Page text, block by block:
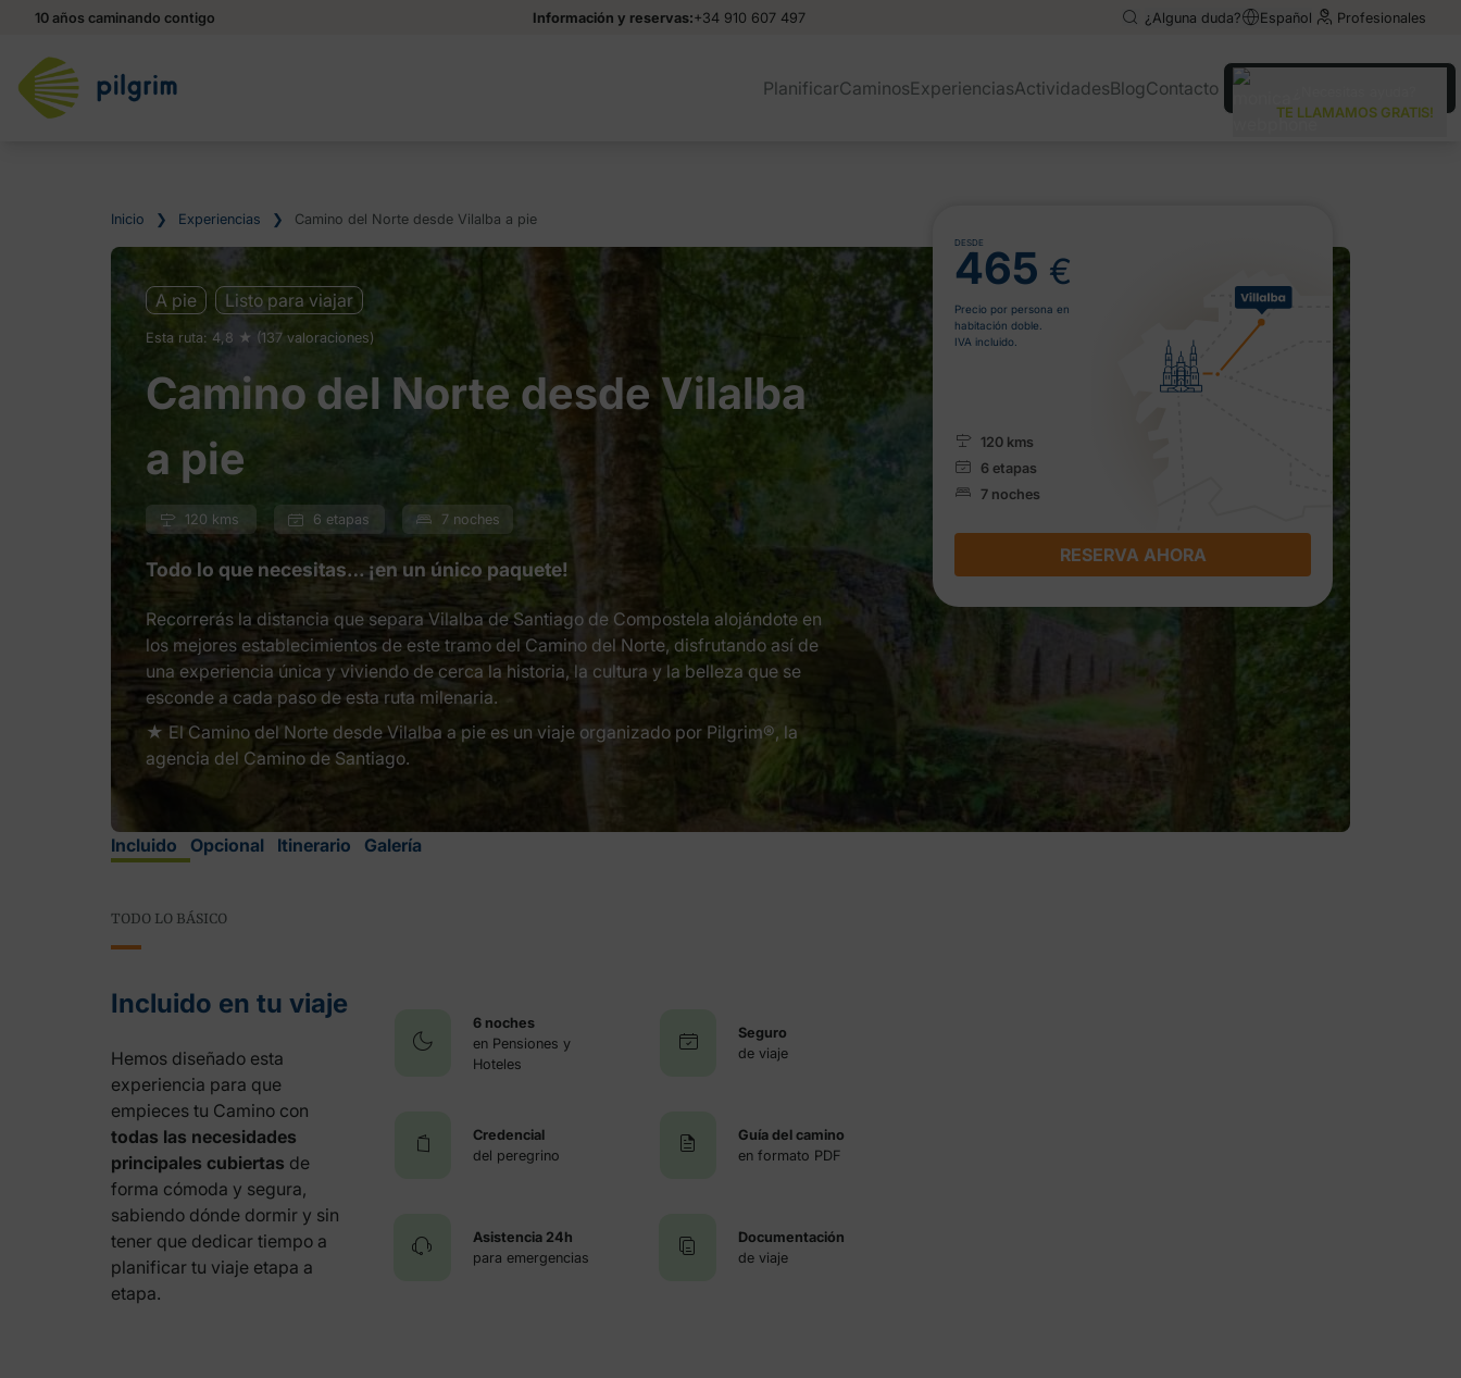
10 años caminando contigo Información y reservas:+34 910 607 497 ¿Alguna duda? Español
English
English
Profesionales
PlanificarCaminosExperienciasActividadesBlogContacto
TE LLAMAMOS GRATIS!
Inicio ❯ Experiencias ❯ Camino del Norte desde Vilalba a pie
A pie Listo para viajar
Esta ruta: 4,8 ★ (137 valoraciones)
Camino del Norte desde Vilalba
a pie
120 kms 6 etapas 7 noches
Todo lo que necesitas… ¡en un único paquete!
Recorrerás la distancia que separa Vilalba de Santiago de Compostela alojándote en
los mejores establecimientos de este tramo del Camino del Norte, disfrutando así de
una experiencia única y viviendo de cerca la historia, la cultura y la belleza que se
esconde a cada paso de esta ruta milenaria.
★ El Camino del Norte desde Vilalba a pie es un viaje organizado por Pilgrim®, la
agencia del Camino de Santiago.
DESDE
465 €
Precio por persona en
habitación doble.
IVA incluido.
120 kms
6 etapas
7 noches
RESERVA AHORA
Incluido Opcional Itinerario Galería
TODO LO BÁSICO
Incluido en tu viaje
Hemos diseñado esta
experiencia para que
empieces tu Camino con
todas las necesidades
principales cubiertas de
forma cómoda y segura,
sabiendo dónde dormir y sin
tener que dedicar tiempo a
planificar tu viaje etapa a
etapa.
6 noches
en Pensiones y
Hoteles
Seguro
de viaje
Credencial
del peregrino
Guía del camino
en formato PDF
Asistencia 24h
para emergencias
Documentación
de viaje